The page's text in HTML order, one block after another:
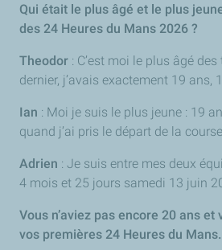
Qui était le plus âgé et le plus
des 24 Heures du Mans 2026 ?
Theodor : C’est moi le plus âgé
dernier, j’avais exactement 19 ans,
Ian : Moi je suis le plus jeune : 19
quand j’ai pris le départ de la course.
Adrien : Je suis entre mes deux
4 mois et 25 jours samedi 13 juin
Vous n’aviez pas encore 20 ans et
vos premières 24 Heures du